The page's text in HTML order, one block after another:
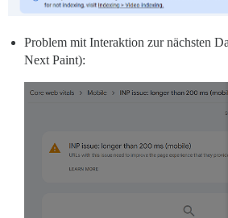
Problem mit Interaktion zur nächsten
Next Paint):